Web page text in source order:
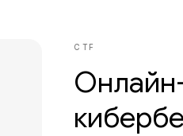
CTF